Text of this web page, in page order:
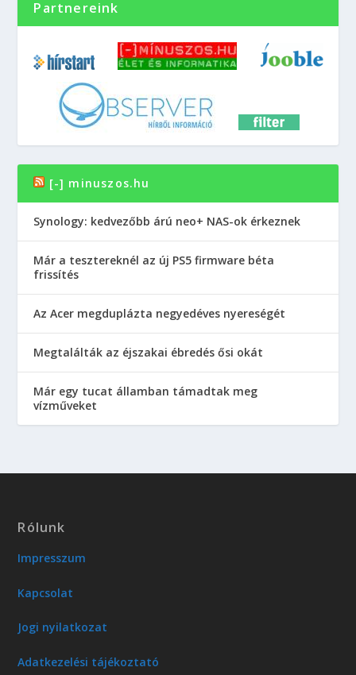
Partnereink
[-] minuszos.hu
Synology: kedvezőbb árú neo+ NAS-ok érkeznek
Már a tesztereknél az új PS5 firmware béta
frissítés
Az Acer megduplázta negyedéves nyereségét
Megtalálták az éjszakai ébredés ősi okát
Már egy tucat államban támadtak meg
vízműveket
Rólunk
Impresszum
Kapcsolat
Jogi nyilatkozat
Adatkezelési tájékoztató